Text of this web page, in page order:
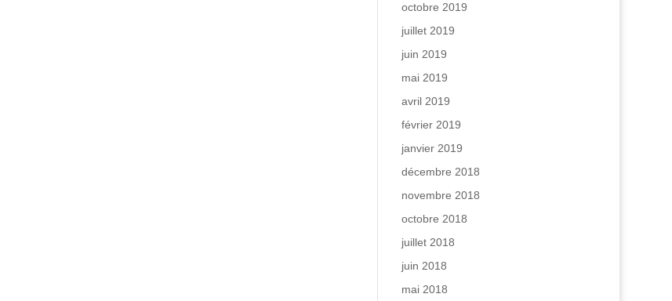
octobre 2019
juillet 2019
juin 2019
mai 2019
avril 2019
février 2019
janvier 2019
décembre 2018
novembre 2018
octobre 2018
juillet 2018
juin 2018
mai 2018